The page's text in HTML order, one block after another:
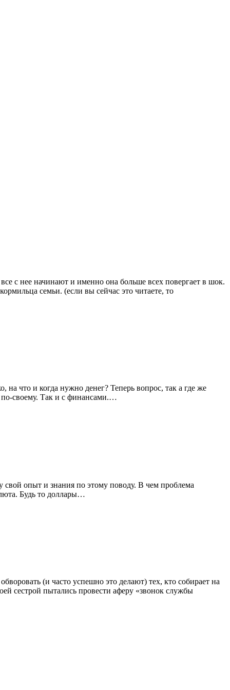
с нее начинают и именно она больше всех повергает в шок.
семьи. (если вы сейчас это читаете, то
что и когда нужно денег? Теперь вопрос, так а где же
по-своему. Так и с финансами.…
свой опыт и знания по этому поводу. В чем проблема
Будь то доллары…
(и часто успешно это делают) тех, кто собирает на
сестрой пытались провести аферу «звонок службы